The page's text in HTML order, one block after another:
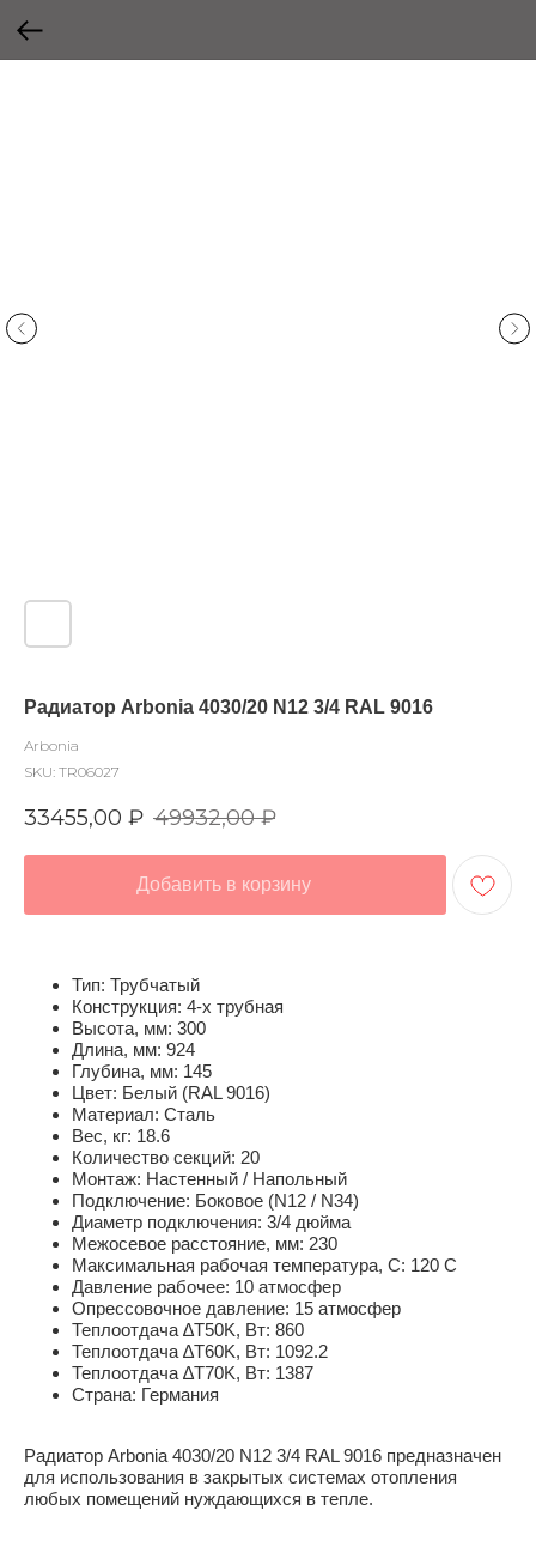
Радиатор Arbonia 4030/20 N12 3/4 RAL 9016
Arbonia
SKU: TR06027
33455,00 ₽ 49932,00 ₽
Добавить в корзину
Тип: Трубчатый
Конструкция: 4-х трубная
Высота, мм: 300
Длина, мм: 924
Глубина, мм: 145
Цвет: Белый (RAL 9016)
Материал: Сталь
Вес, кг: 18.6
Количество секций: 20
Монтаж: Настенный / Напольный
Подключение: Боковое (N12 / N34)
Диаметр подключения: 3/4 дюйма
Межосевое расстояние, мм: 230
Максимальная рабочая температура, C: 120 C
Давление рабочее: 10 атмосфер
Опрессовочное давление: 15 атмосфер
Теплоотдача ∆T50K, Вт: 860
Теплоотдача ∆T60K, Вт: 1092.2
Теплоотдача ∆T70K, Вт: 1387
Страна: Германия
Радиатор Arbonia 4030/20 N12 3/4 RAL 9016 предназначен
для использования в закрытых системах отопления
любых помещений нуждающихся в тепле.